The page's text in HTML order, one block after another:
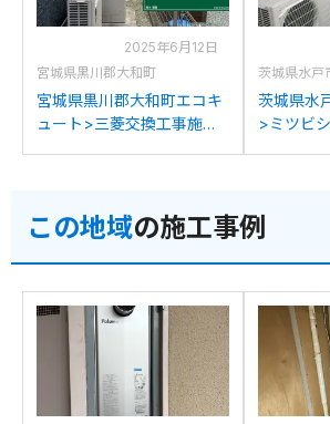
2025年6月12日
宮城県黒川郡大和町
宮城県黒川郡大和町エコキ
ュート>三菱交換工事施工
茨城県水戸
茨城県水
>ミツビ
この地域の施工事例